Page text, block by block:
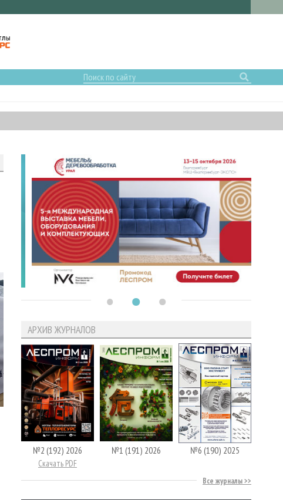
АРХИВ ЖУРНАЛОВ
№2 (192) 2026
Скачать PDF
№1 (191) 2026 №6 (190) 2025
Все журналы